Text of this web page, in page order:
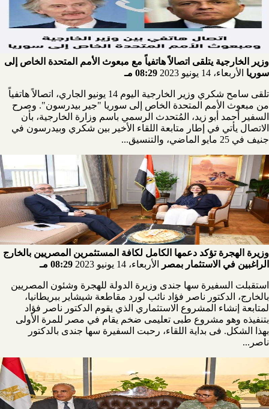
وزير الخارجية يتلقى اتصالاً هاتفياً مع مبعوث الأمم المتحدة الخاص إلى
سوريا الأربعاء، 14 يونيو 2023 08:29 مـ
تلقى سامح شكري وزير الخارجية اليوم 14 يونيو الجاري، اتصالاً هاتفياً
من مبعوث الأمم المتحدة الخاص إلى سوريا "جير بيدرسون". وصرح
السفير أحمد أبو زيد، المُتحدث الرسمي باسم وزارة الخارجية، بأن
الاتصال يأتي في إطار متابعة اللقاء الأخير بين شكري وبيدرسون في
جنيف في 25 مايو الماضي، والتنسيق...
وزيرة الهجرة تؤكد دعمها الكامل لكافة المستثمرين المصريين بالخارج
الراغبين في الاستثمار بمصر
الأربعاء، 14 يونيو 2023 08:29 مـ
استقبلت السفيرة سها جندى وزيرة الدولة للهجرة وشئون المصريين
بالخارج، الدكتور ناصر فؤاد نائب لورد مقاطعة شيشاير ببريطانيا‎،
لمتابعة إنشاء المشروع الاستثماري الذي يقوم الدكتور ناصر فؤاد
بتنفيذه وهو مشروع طبى تعليمى ضخم يقام في مصر للمرة الأولى
بهذا الشكل. فى بداية اللقاء، رحبت السفيرة سها جندى بالدكتور
ناصر...